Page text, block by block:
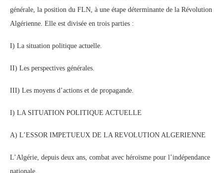
générale, la position du FLN, à une étape déterminante de la Révolution
Algérienne. Elle est divisée en trois parties :
I) La situation politique actuelle.
II) Les perspectives générales.
III) Les moyens d’actions et de propagande.
I) LA SITUATION POLITIQUE ACTUELLE
A) L’ESSOR IMPETUEUX DE LA REVOLUTION ALGERIENNE
L’Algérie, depuis deux ans, combat avec héroïsme pour l’indépendance
nationale.